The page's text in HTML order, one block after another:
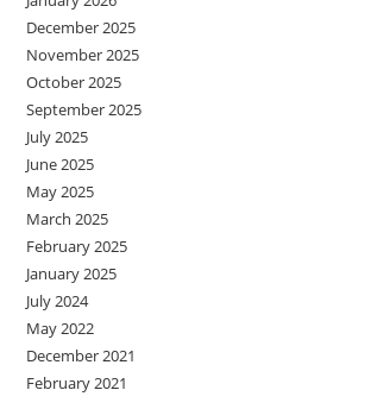
December 2025
November 2025
October 2025
September 2025
July 2025
June 2025
May 2025
March 2025
February 2025
January 2025
July 2024
May 2022
December 2021
February 2021